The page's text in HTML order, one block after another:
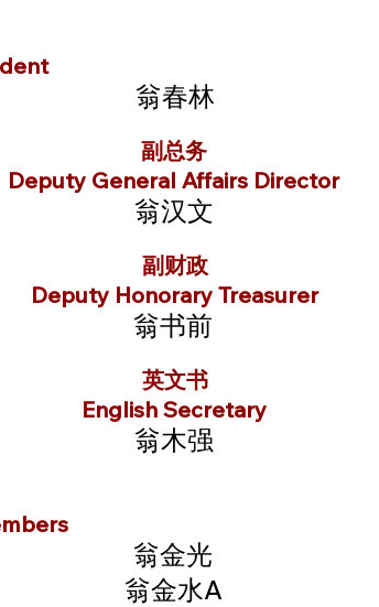
翁春林
副总务
Deputy General Affairs Director
翁汉文
副财政
Deputy Honorary Treasurer
翁书前
英文书
English Secretary
翁木强
翁金光
翁金水A